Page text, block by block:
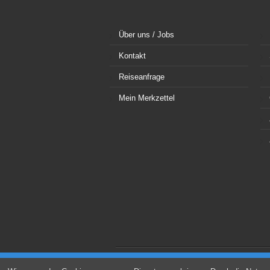
Über uns / Jobs
Kontakt
Reiseanfrage
Mein Merkzettel